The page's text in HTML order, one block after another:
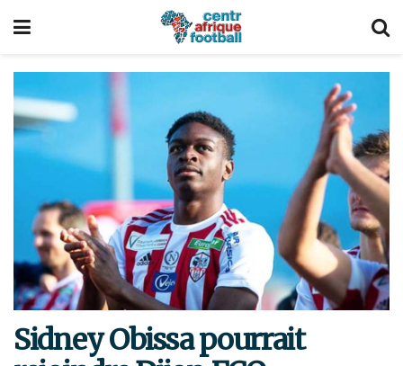
Sidney Obissa pourrait